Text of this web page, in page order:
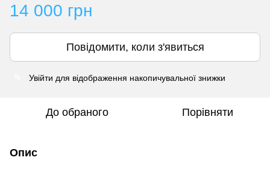
14 000 грн
Повідомити, коли з'явиться
Увійти для відображення накопичувальної знижки
До обраного Порівняти
Опис